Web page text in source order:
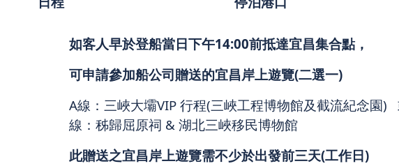
如客人早於登船當日下午14:00前抵達宜昌集合點，
可申請參加船公司贈送的宜昌岸上遊覽(二選一)
A線：三峽大壩VIP 行程(三峽工程博物館及截流紀念園
線：秭歸屈原祠 & 湖北三峽移民博物館
此贈送之宜昌岸上遊覽需不少於出發前三天(工作日)